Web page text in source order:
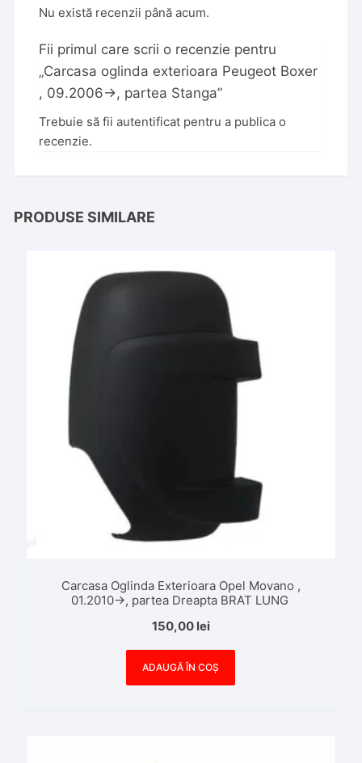
Nu există recenzii până acum.
Fii primul care scrii o recenzie pentru
„Carcasa oglinda exterioara Peugeot Boxer
, 09.2006->, partea Stanga”
Trebuie să fiiautentificat pentru a publica o
recenzie.
PRODUSE SIMILARE
Carcasa Oglinda Exterioara Opel Movano ,
01.2010->, partea Dreapta BRAT LUNG
150,00 lei
ADAUGĂ ÎN COȘ